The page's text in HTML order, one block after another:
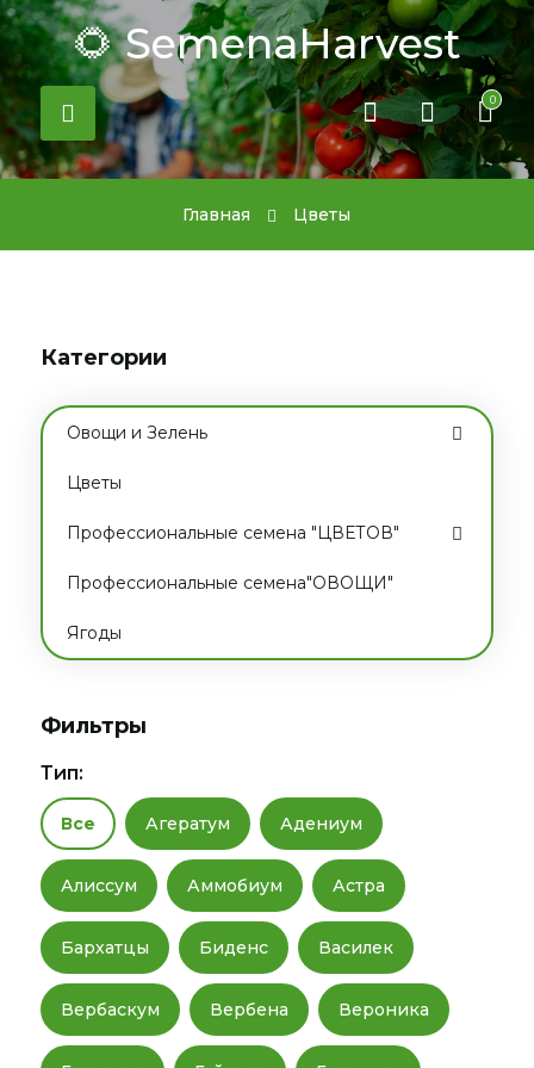
🌻 SemenaHarvest
0
Главная Цветы
Категории
Овощи и Зелень
Цветы
Профессиональные семена "ЦВЕТОВ"
Профессиональные семена"ОВОЩИ"
Ягоды
Фильтры
Тип:
Все Агератум Адениум
Алиссум Аммобиум Астра
Бархатцы Биденс Василек
Вербаскум Вербена Вероника